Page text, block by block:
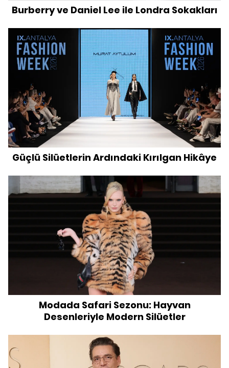
Burberry ve Daniel Lee ile Londra Sokakları
Güçlü Silüetlerin Ardındaki Kırılgan Hikâye
Modada Safari Sezonu: Hayvan
Desenleriyle Modern Silüetler